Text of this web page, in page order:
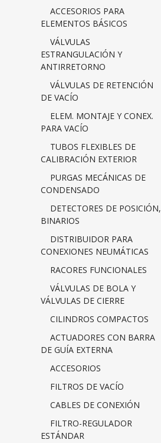
ACCESORIOS PARA
ELEMENTOS BÁSICOS
VÁLVULAS
ESTRANGULACIÓN Y
ANTIRRETORNO
VÁLVULAS DE RETENCIÓN
DE VACÍO
ELEM. MONTAJE Y CONEX.
PARA VACÍO
TUBOS FLEXIBLES DE
CALIBRACIÓN EXTERIOR
PURGAS MECÁNICAS DE
CONDENSADO
DETECTORES DE POSICIÓN,
BINARIOS
DISTRIBUIDOR PARA
CONEXIONES NEUMÁTICAS
RACORES FUNCIONALES
VÁLVULAS DE BOLA Y
VÁLVULAS DE CIERRE
CILINDROS COMPACTOS
ACTUADORES CON BARRA
DE GUÍA EXTERNA
ACCESORIOS
FILTROS DE VACÍO
CABLES DE CONEXIÓN
FILTRO-REGULADOR
ESTÁNDAR